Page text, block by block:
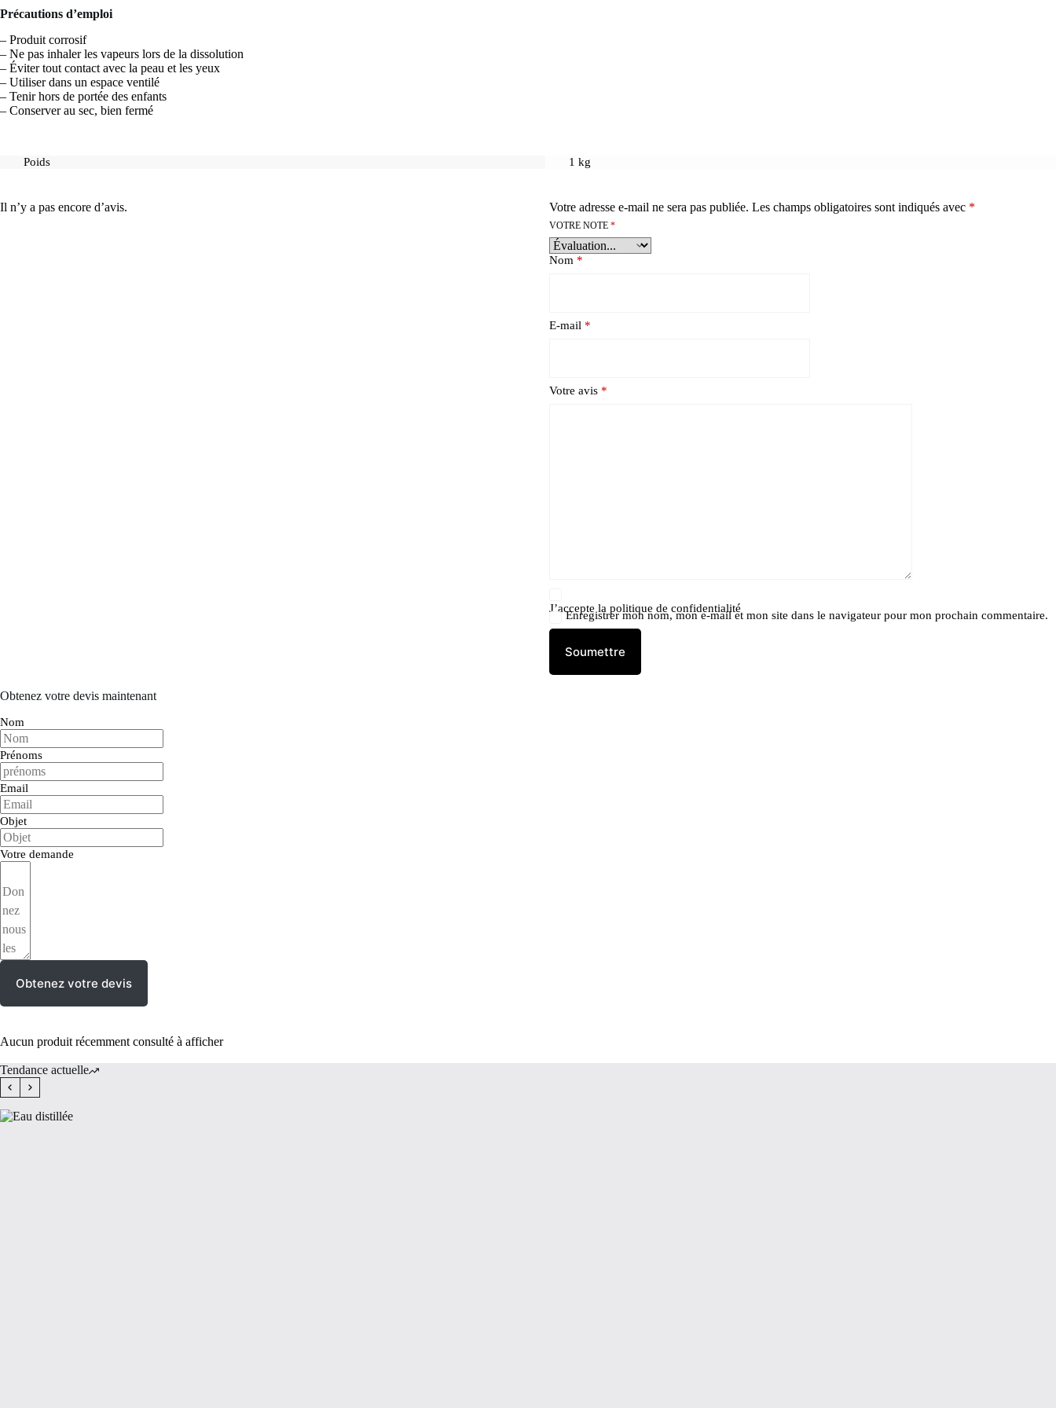
Précautions d’emploi
– Produit corrosif
– Ne pas inhaler les vapeurs lors de la dissolution
– Éviter tout contact avec la peau et les yeux
– Utiliser dans un espace ventilé
– Tenir hors de portée des enfants
– Conserver au sec, bien fermé
Poids 1 kg
Il n’y a pas encore d’avis. Votre adresse e-mail ne sera pas publiée. Les champs obligatoires sont indiqués avec *
VOTRE NOTE *
Nom *
E-mail *
Votre avis *
J’accepte la politique de confidentialité
Enregistrer mon nom, mon e-mail et mon site dans le navigateur pour mon prochain commentaire.
Soumettre
Obtenez votre devis maintenant
Nom
Prénoms
Email
Objet
Votre demande
Obtenez votre devis
Aucun produit récemment consulté à afficher
Tendance actuelle